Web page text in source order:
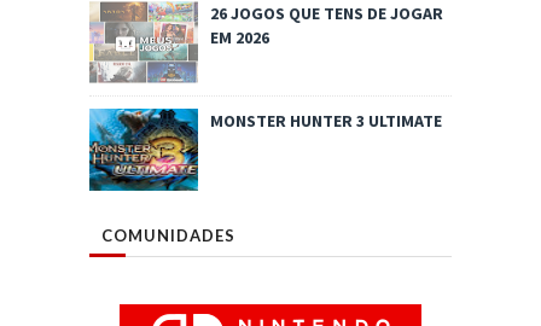
26 JOGOS QUE TENS DE JOGAR
EM 2026
MONSTER HUNTER 3 ULTIMATE
COMUNIDADES